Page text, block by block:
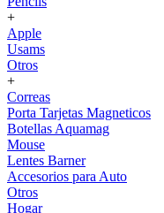
+
Apple
Usams
Otros
+
Correas
Porta Tarjetas Magneticos
Botellas Aquamag
Mouse
Lentes Barner
Accesorios para Auto
Otros
Hogar